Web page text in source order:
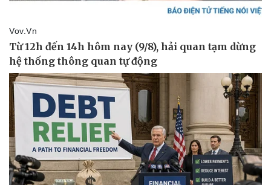
Lịch thi đấu bóng đá
Thế giới thể thao
eSports
Hậu trường
Ô tô - Xe máy
Tư vấn